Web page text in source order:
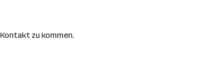
zu kommen.